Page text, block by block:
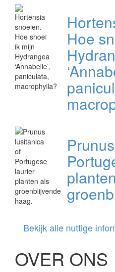
Hoe
Bekijk alle nuttige
OVER ONS